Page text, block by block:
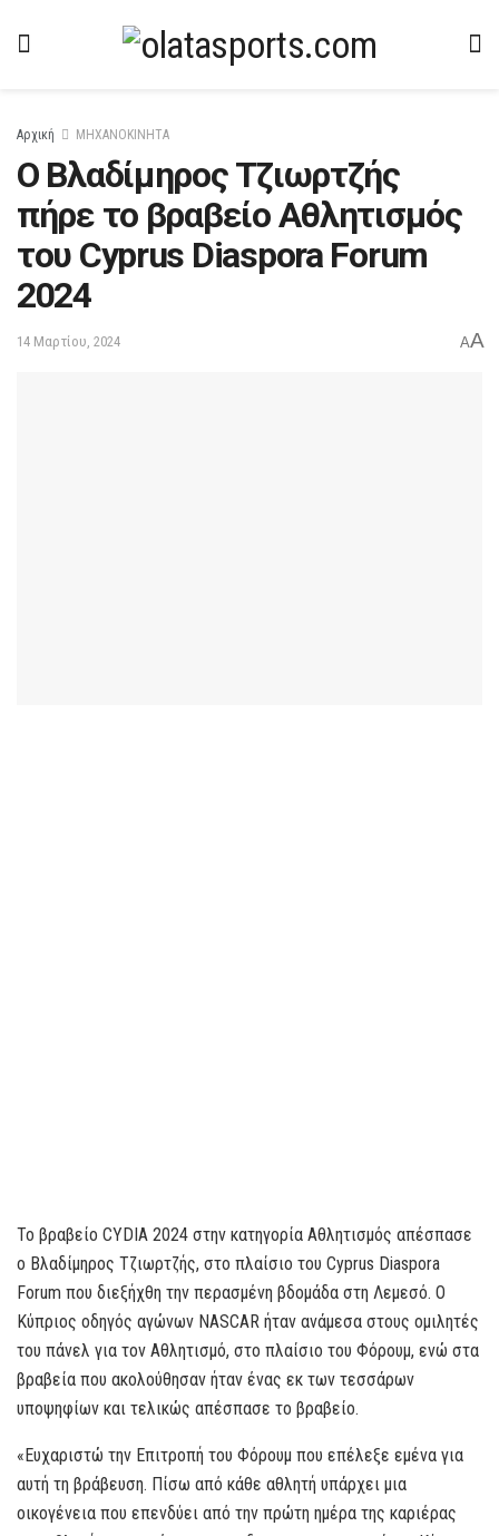
Αρχική ΜΗΧΑΝΟΚΙΝΗΤΑ
Ο Βλαδίμηρος Τζιωρτζής
πήρε το βραβείο Αθλητισμός
του Cyprus Diaspora Forum
2024
14 Μαρτίου, 2024 AA
Το βραβείο CYDIA 2024 στην κατηγορία Αθλητισμός απέσπασε
ο Βλαδίμηρος Τζιωρτζής, στο πλαίσιο του Cyprus Diaspora
Forum που διεξήχθη την περασμένη βδομάδα στη Λεμεσό. Ο
Κύπριος οδηγός αγώνων NASCAR ήταν ανάμεσα στους ομιλητές
του πάνελ για τον Αθλητισμό, στο πλαίσιο του Φόρουμ, ενώ στα
βραβεία που ακολούθησαν ήταν ένας εκ των τεσσάρων
υποψηφίων και τελικώς απέσπασε το βραβείο.
«Ευχαριστώ την Επιτροπή του Φόρουμ που επέλεξε εμένα για
αυτή τη βράβευση. Πίσω από κάθε αθλητή υπάρχει μια
οικογένεια που επενδύει από την πρώτη ημέρα της καριέρας